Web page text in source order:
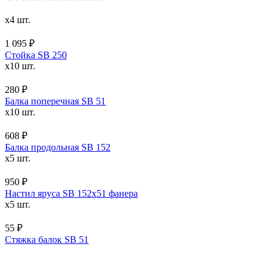
x4 шт.
1 095 ₽
Стойка SB 250
x10 шт.
280 ₽
Балка поперечная SB 51
x10 шт.
608 ₽
Балка продольная SB 152
x5 шт.
950 ₽
Настил яруса SB 152х51 фанера
x5 шт.
55 ₽
Стяжка балок SB 51